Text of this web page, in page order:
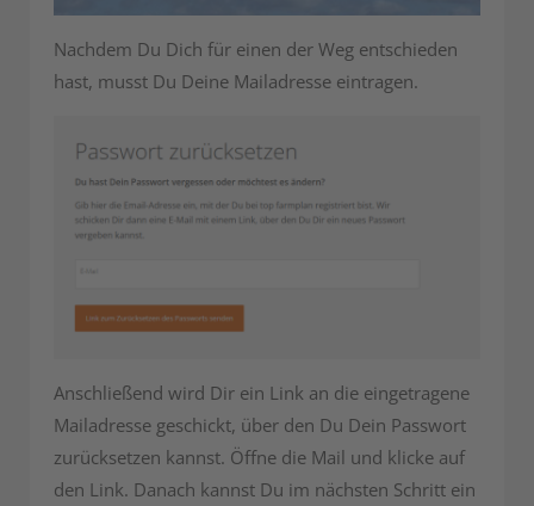
Nachdem Du Dich für einen der Weg entschieden
hast, musst Du Deine Mailadresse eintragen.
Anschließend wird Dir ein Link an die eingetragene
Mailadresse geschickt, über den Du Dein Passwort
zurücksetzen kannst. Öffne die Mail und klicke auf
den Link. Danach kannst Du im nächsten Schritt ein